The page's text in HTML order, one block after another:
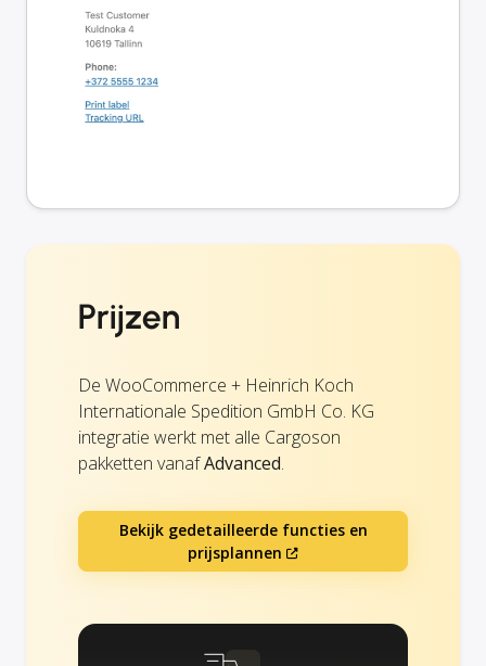
Prijzen
De WooCommerce + Heinrich Koch
Internationale Spedition GmbH Co. KG
integratie werkt met alle Cargoson
pakketten vanafAdvanced.
Bekijk gedetailleerde functies en
prijsplannen